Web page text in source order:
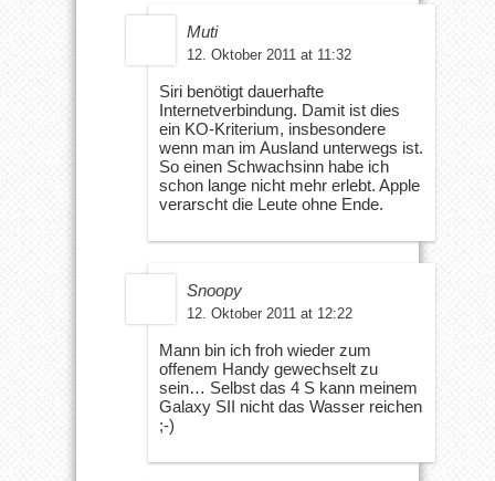
Muti
12. Oktober 2011 at 11:32
Siri benötigt dauerhafte
Internetverbindung. Damit ist dies
ein KO-Kriterium, insbesondere
wenn man im Ausland unterwegs ist.
So einen Schwachsinn habe ich
schon lange nicht mehr erlebt. Apple
verarscht die Leute ohne Ende.
Snoopy
12. Oktober 2011 at 12:22
Mann bin ich froh wieder zum
offenem Handy gewechselt zu
sein… Selbst das 4 S kann meinem
Galaxy SII nicht das Wasser reichen
;-)